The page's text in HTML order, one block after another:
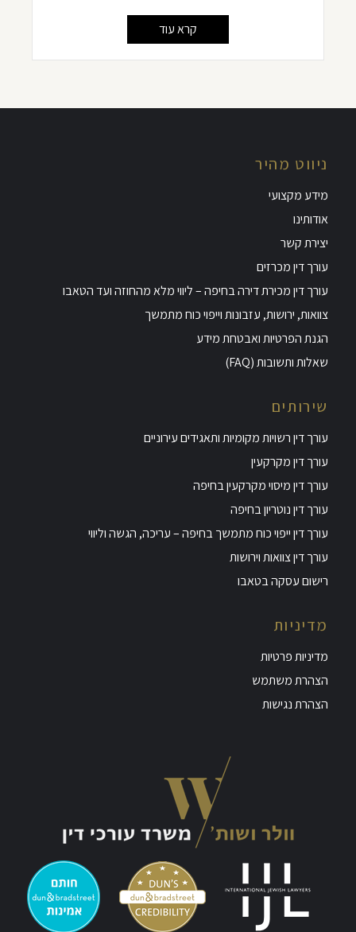
קרא עוד
ניווט מהיר
מידע מקצועי
אודותינו
יצירת קשר
עורך דין מכרזים
עורך דין מכירת דירה בחיפה – ליווי מלא מהחוזה ועד הטאבו
צוואות, ירושות, עזבונות וייפוי כוח מתמשך
הגנת הפרטיות ואבטחת מידע
שאלות ותשובות (FAQ)
שירותים
עורך דין רשויות מקומיות ותאגידים עירוניים
עורך דין מקרקעין
עורך דין מיסוי מקרקעין בחיפה
עורך דין נוטריון בחיפה
עורך דין ייפוי כוח מתמשך בחיפה – עריכה, הגשה וליווי
עורך דין צוואות וירושות
רישום עסקה בטאבו
מדיניות
מדיניות פרטיות
הצהרת משתמש
הצהרת נגישות